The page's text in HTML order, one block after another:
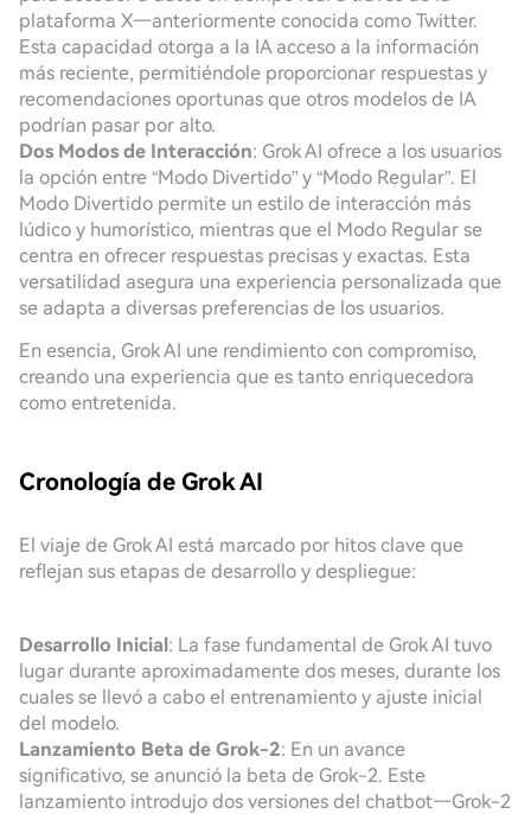
plataforma X—anteriormente conocida como Twitter.
Esta capacidad otorga a la IA acceso a la información
más reciente, permitiéndole proporcionar respuestas y
recomendaciones oportunas que otros modelos de IA
podrían pasar por alto.
Dos Modos de Interacción: Grok AI ofrece a los usuarios
la opción entre “Modo Divertido” y “Modo Regular”. El
Modo Divertido permite un estilo de interacción más
lúdico y humorístico, mientras que el Modo Regular se
centra en ofrecer respuestas precisas y exactas. Esta
versatilidad asegura una experiencia personalizada que
se adapta a diversas preferencias de los usuarios.
En esencia, Grok AI une rendimiento con compromiso,
creando una experiencia que es tanto enriquecedora
como entretenida.
Cronología de Grok AI
El viaje de Grok AI está marcado por hitos clave que
reflejan sus etapas de desarrollo y despliegue:
Desarrollo Inicial: La fase fundamental de Grok AI tuvo
lugar durante aproximadamente dos meses, durante los
cuales se llevó a cabo el entrenamiento y ajuste inicial
del modelo.
Lanzamiento Beta de Grok-2: En un avance
significativo, se anunció la beta de Grok-2. Este
lanzamiento introdujo dos versiones del chatbot—Grok-2